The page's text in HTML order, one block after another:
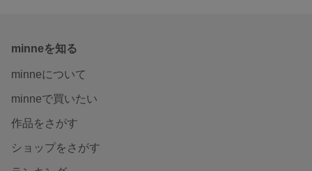
minneを知る
minneについて
minneで買いたい
作品をさがす
ショップをさがす